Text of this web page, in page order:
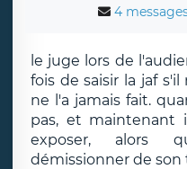
4
le juge lors de
fois de saisir la jaf
ne l'a jamais fait.
pas, et maintenant
exposer, alors
démissionner de son